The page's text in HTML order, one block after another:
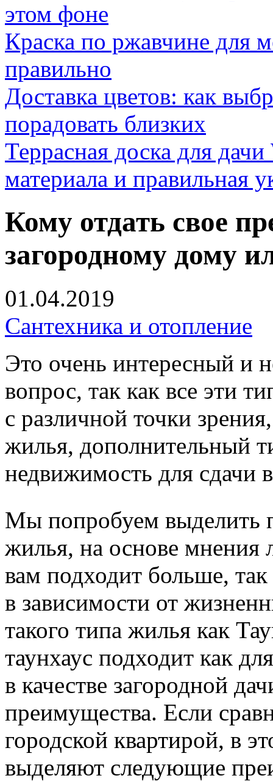
этом фоне
Краска по ржавчине для
правильно
Доставка цветов: как
порадовать близких
Террасная доска для
материала и правильная
Кому отдать свое
загородному дому
01.04.2019
Сантехника и отопление
Это очень интересный и
вопрос, так как все эти
с различной точки
жилья, дополнительный
недвижимость для сдачи
Мы попробуем выделить
жилья, на основе мнения
вам подходит больше,
в зависимости от
такого типа жилья как
таунхаус подходит как
в качестве загородной
преимущества. Если
городской квартирой, в
выделяют следующие